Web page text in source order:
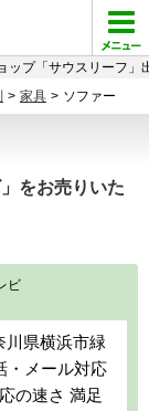
プ「サウスリーフ」
> 家具 > ソファー
をお売りいた
ビ
川県横浜市緑
・メール対応
の速さ 満足